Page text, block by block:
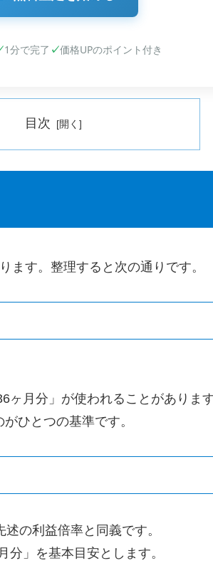
1分で完了 ✓価格UPのポイント付き
目次
ます。整理すると次の通りです。
ヶ月分」が使われることがありま
ひとつの基準です。
の利益倍率と同義です。
」を基本目安とします。